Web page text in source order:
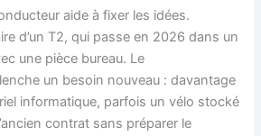
aide à fixer les idées.
d’un T2, qui passe en 2026 dans un
une pièce bureau. Le
un besoin nouveau : davantage
informatique, parfois un vélo stocké
contrat sans préparer le